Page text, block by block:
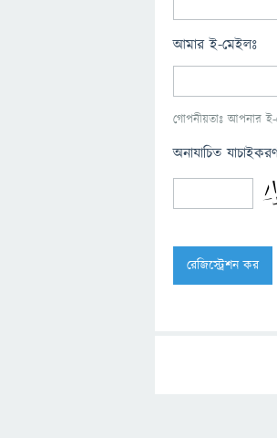
আমার ই-মেইলঃ
গোপনীয়তাঃ আপনার ই-
অনাযাচিত